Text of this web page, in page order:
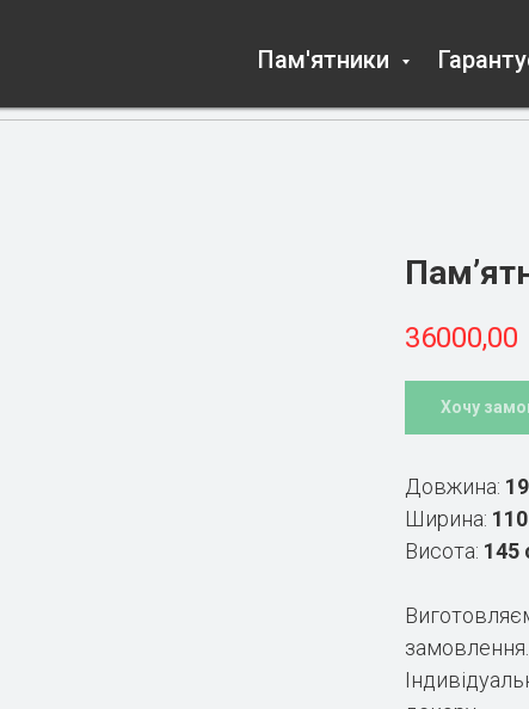
Пам'ятники
36000,00
Хочу
Довжина:
Ширина:
Висота: 145
замовлення.